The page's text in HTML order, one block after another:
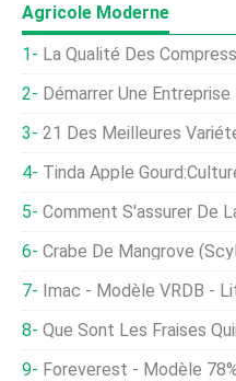
Agricole Moderne
La Qualité Des
Démarrer Une Entreprise
21 Des Meilleures
Tinda Apple
Comment S'assurer De La Qualité De
Crabe De Mangrove
Imac - Modèle VRDB -
Que Sont Les Fraises Quinault:Conseils
Foreverest - Modèle